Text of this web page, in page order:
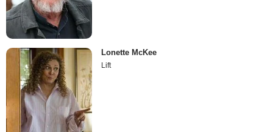
Lonette McKee
Lift